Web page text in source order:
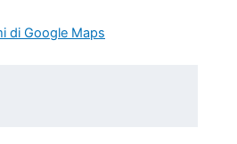
di Google Maps